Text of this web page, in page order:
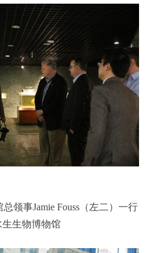
总领事Jamie Fouss（左二）一行
生生物博物馆